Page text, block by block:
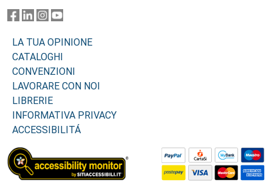
LA TUA OPINIONE
CATALOGHI
CONVENZIONI
LAVORARE CON NOI
LIBRERIE
INFORMATIVA PRIVACY
ACCESSIBILITÁ